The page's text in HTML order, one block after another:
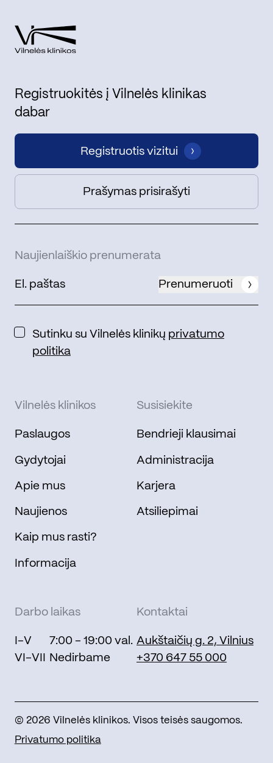
Registruokitės į Vilnelės klinikas
dabar
Registruotis vizitui
Prašymas prisirašyti
Naujienlaiškio prenumerata
Prenumeruoti
Sutinku su Vilnelės klinikų privatumo
politika
Vilnelės klinikos
Paslaugos
Gydytojai
Apie mus
Naujienos
Kaip mus rasti?
Informacija
Susisiekite
Bendrieji klausimai
Administracija
Karjera
Atsiliepimai
Darbo laikas
I-V
7:00 - 19:00 val.
VI-VII
Nedirbame
Kontaktai
Aukštaičių g. 2, Vilnius
+370 647 55 000
© 2026 Vilnelės klinikos. Visos teisės saugomos.
Privatumo politika